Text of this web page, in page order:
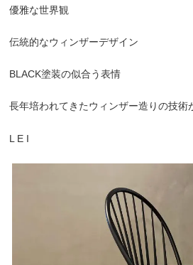
優雅な世界観
伝統的なウィンザーデザイン
BLACK塗装の似合う表情
長年培われてきたウィンザー造りの技術
L E I